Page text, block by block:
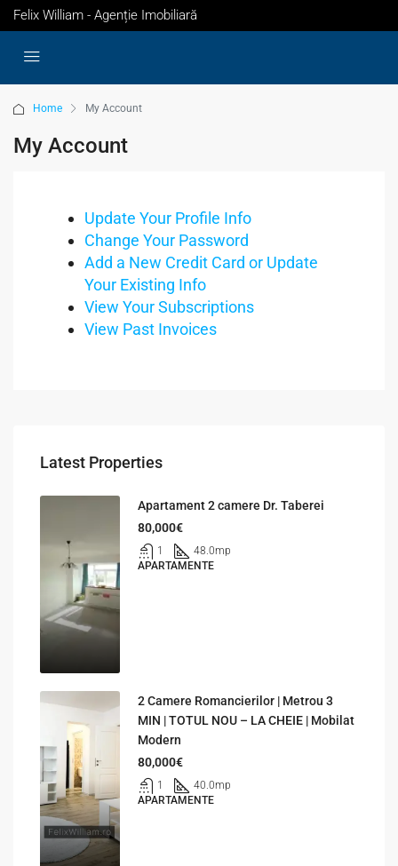
Felix William - Agenție Imobiliară
Home My Account
My Account
Update Your Profile Info
Change Your Password
Add a New Credit Card or Update
Your Existing Info
View Your Subscriptions
View Past Invoices
Latest Properties
Apartament 2 camere Dr. Taberei
80,000€
1 48.0mp
APARTAMENTE
2 Camere Romancierilor | Metrou 3
MIN | TOTUL NOU – LA CHEIE | Mobilat
Modern
80,000€
1 40.0mp
APARTAMENTE